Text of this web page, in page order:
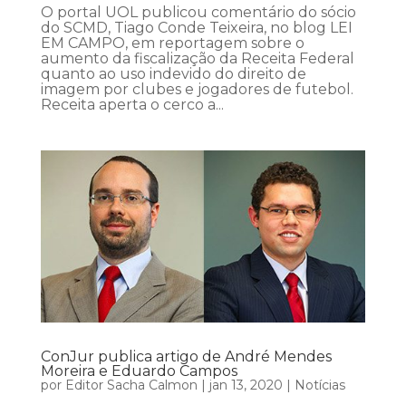
O portal UOL publicou comentário do sócio
do SCMD, Tiago Conde Teixeira, no blog LEI
EM CAMPO, em reportagem sobre o
aumento da fiscalização da Receita Federal
quanto ao uso indevido do direito de
imagem por clubes e jogadores de futebol.
Receita aperta o cerco a...
ConJur publica artigo de André Mendes
Moreira e Eduardo Campos
por Editor Sacha Calmon | jan 13, 2020 | Notícias